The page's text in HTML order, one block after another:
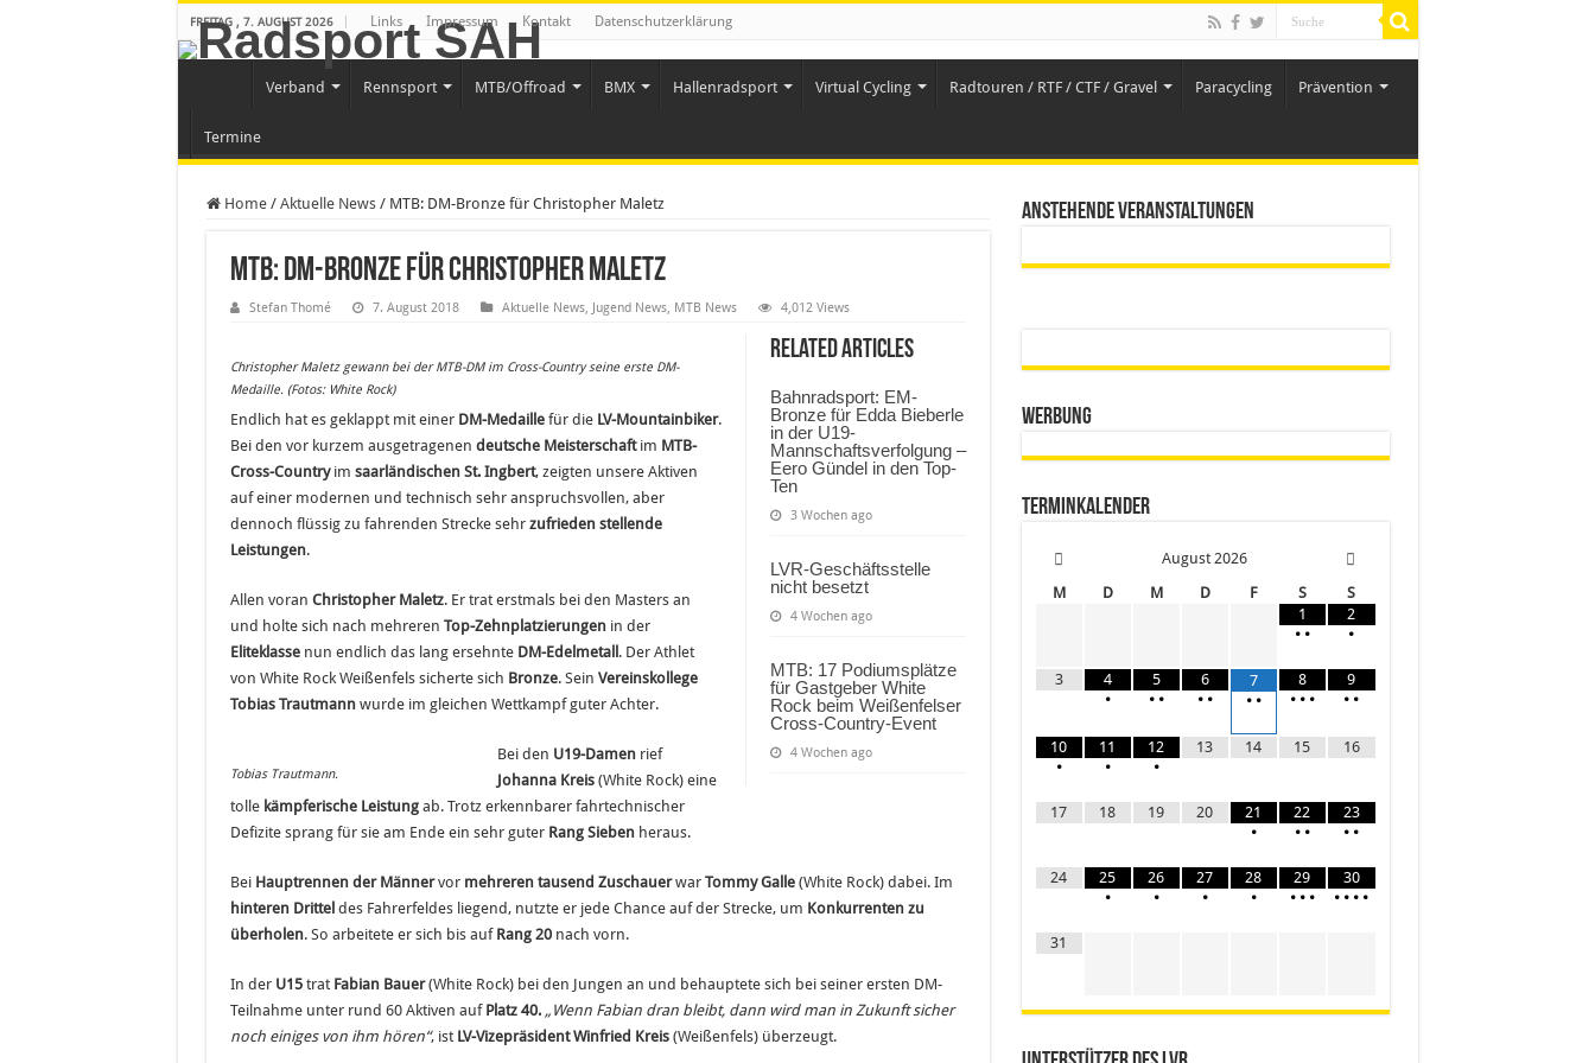
FREITAG , 7. AUGUST 2026 Links Impressum Kontakt Datenschutzerklärung
Verband Rennsport MTB/Offroad BMX Hallenradsport Virtual Cycling Radtouren / RTF / CTF / Gravel Paracycling Prävention
Termine
Home / Aktuelle News / MTB: DM-Bronze für Christopher Maletz
MTB: DM-Bronze für Christopher Maletz
Stefan Thomé 7. August 2018 Aktuelle News, Jugend News, MTB News 4,012 Views
Related Articles
Bahnradsport: EM-
Bronze für Edda Bieberle
in der U19-
Mannschaftsverfolgung –
Eero Gündel in den Top-
Ten
3 Wochen ago
LVR-Geschäftsstelle
nicht besetzt
4 Wochen ago
MTB: 17 Podiumsplätze
für Gastgeber White
Rock beim Weißenfelser
Cross-Country-Event
4 Wochen ago
Christopher Maletz gewann bei der MTB-DM im Cross-Country seine erste DM-
Medaille. (Fotos: White Rock)
Endlich hat es geklappt mit einer DM-Medaillefür die LV-Mountainbiker.
Bei den vor kurzem ausgetragenen deutsche Meisterschaftim MTB-
Cross-Countryim saarländischen St. Ingbert, zeigten unsere Aktiven
auf einer modernen und technisch sehr anspruchsvollen, aber
dennoch flüssig zu fahrenden Strecke sehr zufrieden stellende
Leistungen.
Allen voran Christopher Maletz. Er trat erstmals bei den Masters an
und holte sich nach mehreren Top-Zehnplatzierungenin der
Eliteklassenun endlich das lang ersehnte DM-Edelmetall . Der Athlet
von White Rock Weißenfels sicherte sich Bronze. Sein Vereinskollege
Tobias Trautmannwurde im gleichen Wettkampf guter Achter.
Tobias Trautmann.
Bei den U19-Damenrief
Johanna Kreis(White Rock) eine
tolle kämpferische Leistungab. Trotz erkennbarer fahrtechnischer
Defizite sprang für sie am Ende ein sehr guter Rang Siebenheraus.
Bei Hauptrennen der Männervor mehreren tausend Zuschauerwar Tommy Galle(White Rock) dabei. Im
hinteren Drittel des Fahrerfeldes liegend, nutzte er jede Chance auf der Strecke, um Konkurrenten zu
überholen. So arbeitete er sich bis auf Rang 20nach vorn.
In der U15trat Fabian Bauer(White Rock) bei den Jungen an und behauptete sich bei seiner ersten DM-
Teilnahme unter rund 60 Aktiven auf Platz 40. „Wenn Fabian dran bleibt, dann wird man in Zukunft sicher
noch einiges von ihm hören“, ist LV-Vizepräsident Winfried Kreis(Weißenfels) überzeugt.
Anstehende Veranstaltungen
Werbung
Terminkalender
August 2026
M
D M D F S
S
1
• •
2
•
3
4
•
5
• •
6
• •
7
• •
8
• • •
9
• •
10
•
11
•
12
•
13 14 15 16
17 18 19 20
21
•
22
• •
23
• •
24
25
•
26
•
27
•
28
•
29
• • •
30
• • • •
31